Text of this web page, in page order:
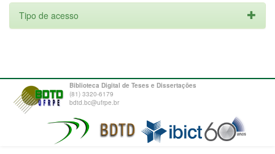
Tipo de acesso
Biblioteca Digital de Teses e Dissertações
(81) 3320-6179
bdtd.bc@ufrpe.br